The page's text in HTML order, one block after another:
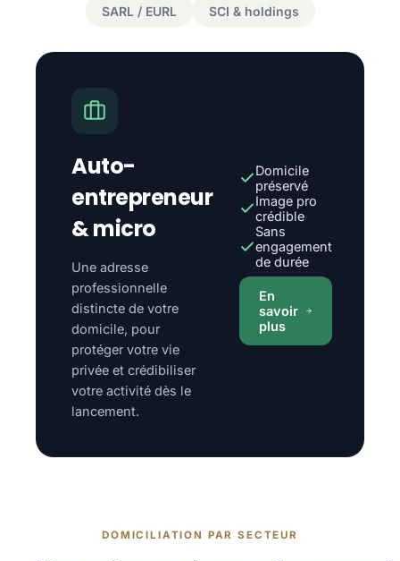
SARL / EURL SCI & holdings
Auto-
entrepreneur
& micro
Une adresse
professionnelle
distincte de votre
domicile, pour
protéger votre vie
privée et crédibiliser
votre activité dès le
lancement.
Domicile
préservé
Image pro
crédible
Sans
engagement
de durée
En
savoir
plus
DOMICILIATION PAR SECTEUR